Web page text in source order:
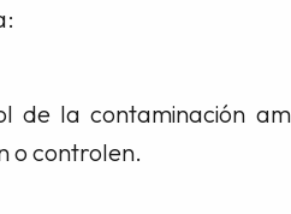
de la contaminación
o controlen.